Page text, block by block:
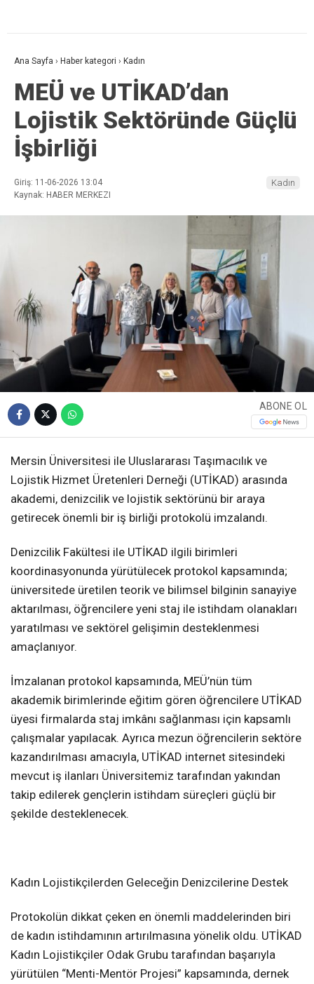
Ana Sayfa › Haber kategori › Kadın
MEÜ ve UTİKAD’dan
Lojistik Sektöründe Güçlü
İşbirliği
Giriş: 11-06-2026 13:04
Kaynak: HABER MERKEZI
Kadın
ABONE OL
Mersin Üniversitesi ile Uluslararası Taşımacılık ve
Lojistik Hizmet Üretenleri Derneği (UTİKAD) arasında
akademi, denizcilik ve lojistik sektörünü bir araya
getirecek önemli bir iş birliği protokolü imzalandı.
Denizcilik Fakültesi ile UTİKAD ilgili birimleri
koordinasyonunda yürütülecek protokol kapsamında;
üniversitede üretilen teorik ve bilimsel bilginin sanayiye
aktarılması, öğrencilere yeni staj ile istihdam olanakları
yaratılması ve sektörel gelişimin desteklenmesi
amaçlanıyor.
İmzalanan protokol kapsamında, MEÜ’nün tüm
akademik birimlerinde eğitim gören öğrencilere UTİKAD
üyesi firmalarda staj imkânı sağlanması için kapsamlı
çalışmalar yapılacak. Ayrıca mezun öğrencilerin sektöre
kazandırılması amacıyla, UTİKAD internet sitesindeki
mevcut iş ilanları Üniversitemiz tarafından yakından
takip edilerek gençlerin istihdam süreçleri güçlü bir
şekilde desteklenecek.
Kadın Lojistikçilerden Geleceğin Denizcilerine Destek
Protokolün dikkat çeken en önemli maddelerinden biri
de kadın istihdamının artırılmasına yönelik oldu. UTİKAD
Kadın Lojistikçiler Odak Grubu tarafından başarıyla
yürütülen “Menti-Mentör Projesi” kapsamında, dernek